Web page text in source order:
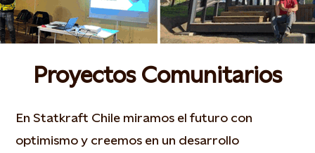
Proyectos Comunitarios
En Statkraft Chile miramos el futuro con
optimismo y creemos en un desarrollo